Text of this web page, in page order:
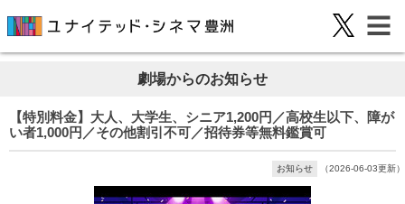
劇場からのお知らせ
【特別料金】大人、大学生、シニア1,200円／高校生以下、障が
い者1,000円／その他割引不可／招待券等無料鑑賞可
お知らせ （2026-06-03更新）